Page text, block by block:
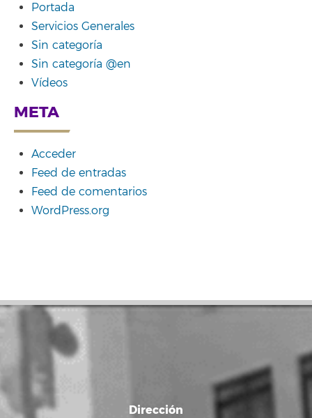
Portada
Servicios Generales
Sin categoría
Sin categoría @en
Vídeos
META
Acceder
Feed de entradas
Feed de comentarios
WordPress.org
Dirección